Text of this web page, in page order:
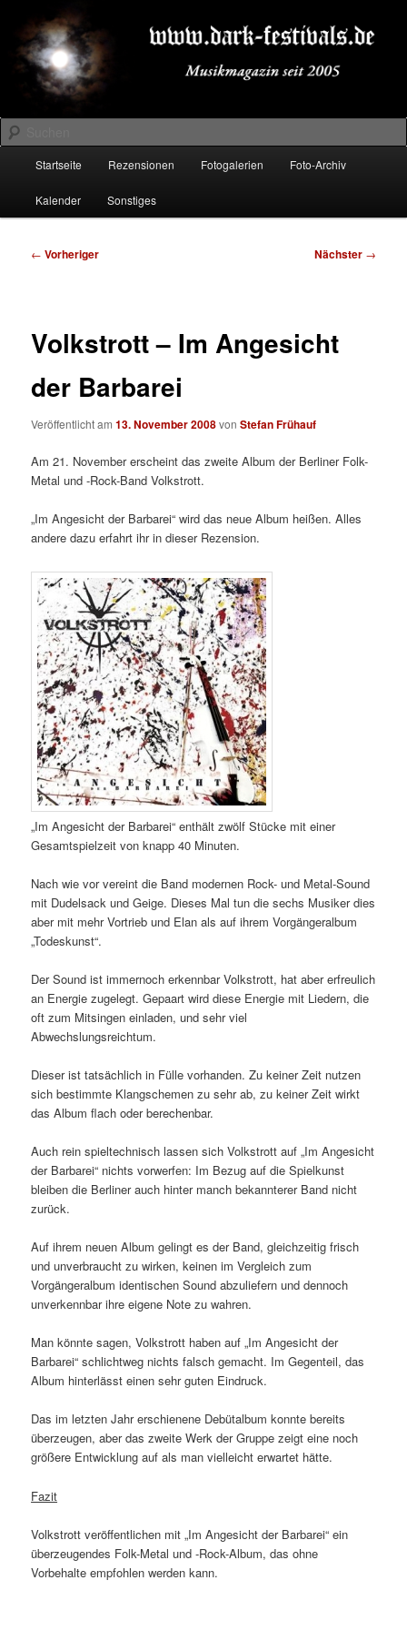
primären
Inhalt
springenDARK-FESTIVALS.DE
Suchen
Startseite Rezensionen Fotogalerien Foto-Archiv
Kalender Sonstiges
Beitragsnavigation
← Vorheriger Nächster →
Volkstrott – Im Angesicht
der Barbarei
Veröffentlicht am13. November 2008vonStefan Frühauf
Am 21. November erscheint das zweite Album der Berliner Folk-
Metal und -Rock-Band Volkstrott.
„Im Angesicht der Barbarei“ wird das neue Album heißen. Alles
andere dazu erfahrt ihr in dieser Rezension.
„Im Angesicht der Barbarei“ enthält zwölf Stücke mit einer
Gesamtspielzeit von knapp 40 Minuten.
Nach wie vor vereint die Band modernen Rock- und Metal-Sound
mit Dudelsack und Geige. Dieses Mal tun die sechs Musiker dies
aber mit mehr Vortrieb und Elan als auf ihrem Vorgängeralbum
„Todeskunst“.
Der Sound ist immernoch erkennbar Volkstrott, hat aber erfreulich
an Energie zugelegt. Gepaart wird diese Energie mit Liedern, die
oft zum Mitsingen einladen, und sehr viel
Abwechslungsreichtum.
Dieser ist tatsächlich in Fülle vorhanden. Zu keiner Zeit nutzen
sich bestimmte Klangschemen zu sehr ab, zu keiner Zeit wirkt
das Album flach oder berechenbar.
Auch rein spieltechnisch lassen sich Volkstrott auf „Im Angesicht
der Barbarei“ nichts vorwerfen: Im Bezug auf die Spielkunst
bleiben die Berliner auch hinter manch bekannterer Band nicht
zurück.
Auf ihrem neuen Album gelingt es der Band, gleichzeitig frisch
und unverbraucht zu wirken, keinen im Vergleich zum
Vorgängeralbum identischen Sound abzuliefern und dennoch
unverkennbar ihre eigene Note zu wahren.
Man könnte sagen, Volkstrott haben auf „Im Angesicht der
Barbarei“ schlichtweg nichts falsch gemacht. Im Gegenteil, das
Album hinterlässt einen sehr guten Eindruck.
Das im letzten Jahr erschienene Debütalbum konnte bereits
überzeugen, aber das zweite Werk der Gruppe zeigt eine noch
größere Entwicklung auf als man vielleicht erwartet hätte.
Fazit
Volkstrott veröffentlichen mit „Im Angesicht der Barbarei“ ein
überzeugendes Folk-Metal und -Rock-Album, das ohne
Vorbehalte empfohlen werden kann.